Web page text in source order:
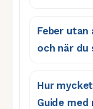
Feber
och när du
Hur
Guide